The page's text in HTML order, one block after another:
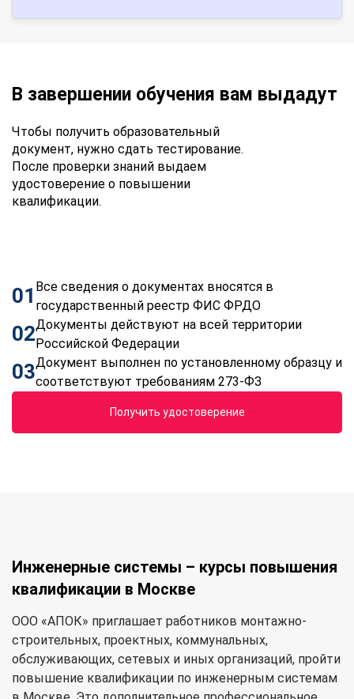
В завершении обучения вам выдадут
Чтобы получить образовательный
документ, нужно сдать тестирование.
После проверки знаний выдаем
удостоверение о повышении
квалификации.
01 Все сведения о документах вносятся в
государственный реестр ФИС ФРДО
02Документы действуют на всей территории
Российской Федерации
03Документ выполнен по установленному образцу и
соответствуют требованиям 273-ФЗ
Получить удостоверение
Инженерные системы – курсы повышения
квалификации в Москве
ООО «АПОК» приглашает работников монтажно-
строительных, проектных, коммунальных,
обслуживающих, сетевых и иных организаций, пройти
повышение квалификации по инженерным системам